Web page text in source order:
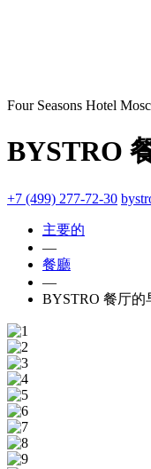
Four Seasons Hotel
BYSTRO
+7 (499) 277-72-30
主要的
—
餐廳
—
BYSTRO 餐厅的